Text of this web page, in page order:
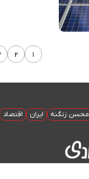
۱ ۲
محسن زنگنه ایران اقتصاد